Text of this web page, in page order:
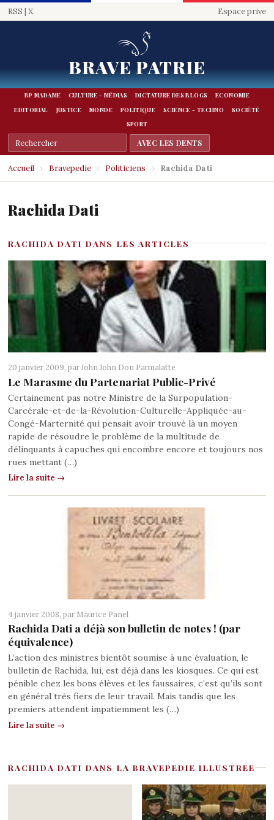
RSS | X Espace prive
BRAVE PATRIE
BP MADAME CULTURE - MÉDIAS DICTATURE DES BLOGS
ECONOMIE
EDITORIAL
JUSTICE MONDE POLITIQUE SCIENCE - TECHNO
SOCIÉTÉ
SPORT
Accueil › Bravepedie › Politiciens › Rachida Dati
Rachida Dati
RACHIDA DATI DANS LES ARTICLES
20 janvier 2009, parJohn John Don Parmalatte
Le Marasme du Partenariat Public-Privé
Certainement pas notre Ministre de la Surpopulation-
Carcérale-et-de-la-Révolution-Culturelle-Appliquée-au-
Congé-Marternité qui pensait avoir trouvé là un moyen
rapide de résoudre le problème de la multitude de
délinquants à capuches qui encombre encore et toujours nos
rues mettant (…)
Lire la suite →
4 janvier 2008, par Maurice Panel
Rachida Dati a déjà son bulletin de notes ! (par
équivalence)
L’action des ministres bientôt soumise à une évaluation, le
bulletin de Rachida, lui, est déjà dans les kiosques. Ce qui est
pénible chez les bons élèves et les faussaires, c’est qu’ils sont
en général très fiers de leur travail. Mais tandis que les
premiers attendent impatiemment les (…)
Lire la suite →
RACHIDA DATI DANS LA BRAVEPEDIE ILLUSTREE